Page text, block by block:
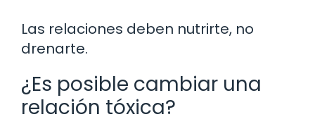
Las relaciones deben nutrirte, no
drenarte.
¿Es posible cambiar una
relación tóxica?